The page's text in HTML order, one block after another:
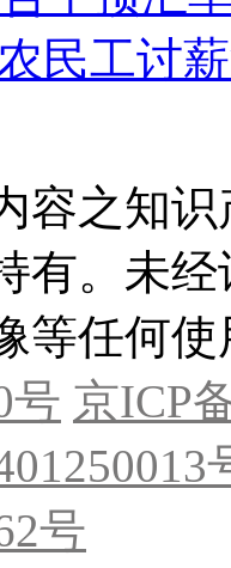
民工讨
容之知
有。未
等任何使
号 京ICP
号